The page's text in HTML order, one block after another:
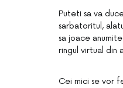
Puteti sa va
sarbatoritul,
sa joace
ringul virtual din
Cei mici se vor